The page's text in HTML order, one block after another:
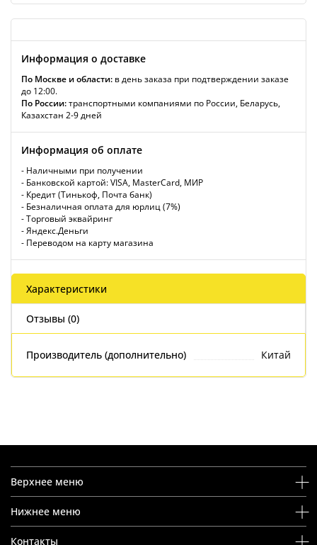
Информация о доставке
По Москве и области: в день заказа при подтверждении заказе
до 12:00.
По России:транспортными компаниями по России, Беларусь,
Казахстан 2-9 дней
Информация об оплате
- Наличными при получении
- Банковской картой: VISA, MasterCard, МИР
- Кредит (Тинькоф, Почта банк)
- Безналичная оплата для юрлиц (7%)
- Торговый эквайринг
- Яндекс.Деньги
- Переводом на карту магазина
Характеристики
Отзывы (0)
Производитель (дополнительно) Китай
Верхнее меню
Нижнее меню
Контакты